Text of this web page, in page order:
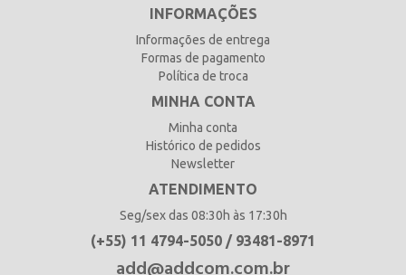
INFORMAÇÕES
Informações de entrega
Formas de pagamento
Política de troca
MINHA CONTA
Minha conta
Histórico de pedidos
Newsletter
ATENDIMENTO
Seg/sex das 08:30h às 17:30h
(+55) 11 4794-5050 / 93481-8971